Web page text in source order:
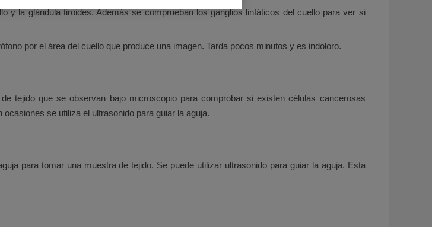
y la glándula tiroides. Además se comprueban los ganglios linfáticos del cuello para ver si
por el área del cuello que produce una imagen. Tarda pocos minutos y es indoloro.
tejido que se observan bajo microscopio para comprobar si existen células cancerosas
se utiliza el ultrasonido para guiar la aguja.
para tomar una muestra de tejido. Se puede utilizar ultrasonido para guiar la aguja. Esta